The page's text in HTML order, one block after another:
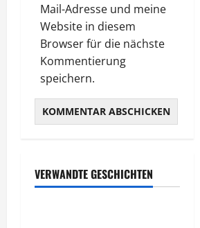
Mail-Adresse und meine
Website in diesem
Browser für die nächste
Kommentierung
speichern.
VERWANDTE GESCHICHTEN
Brot & Brötchen